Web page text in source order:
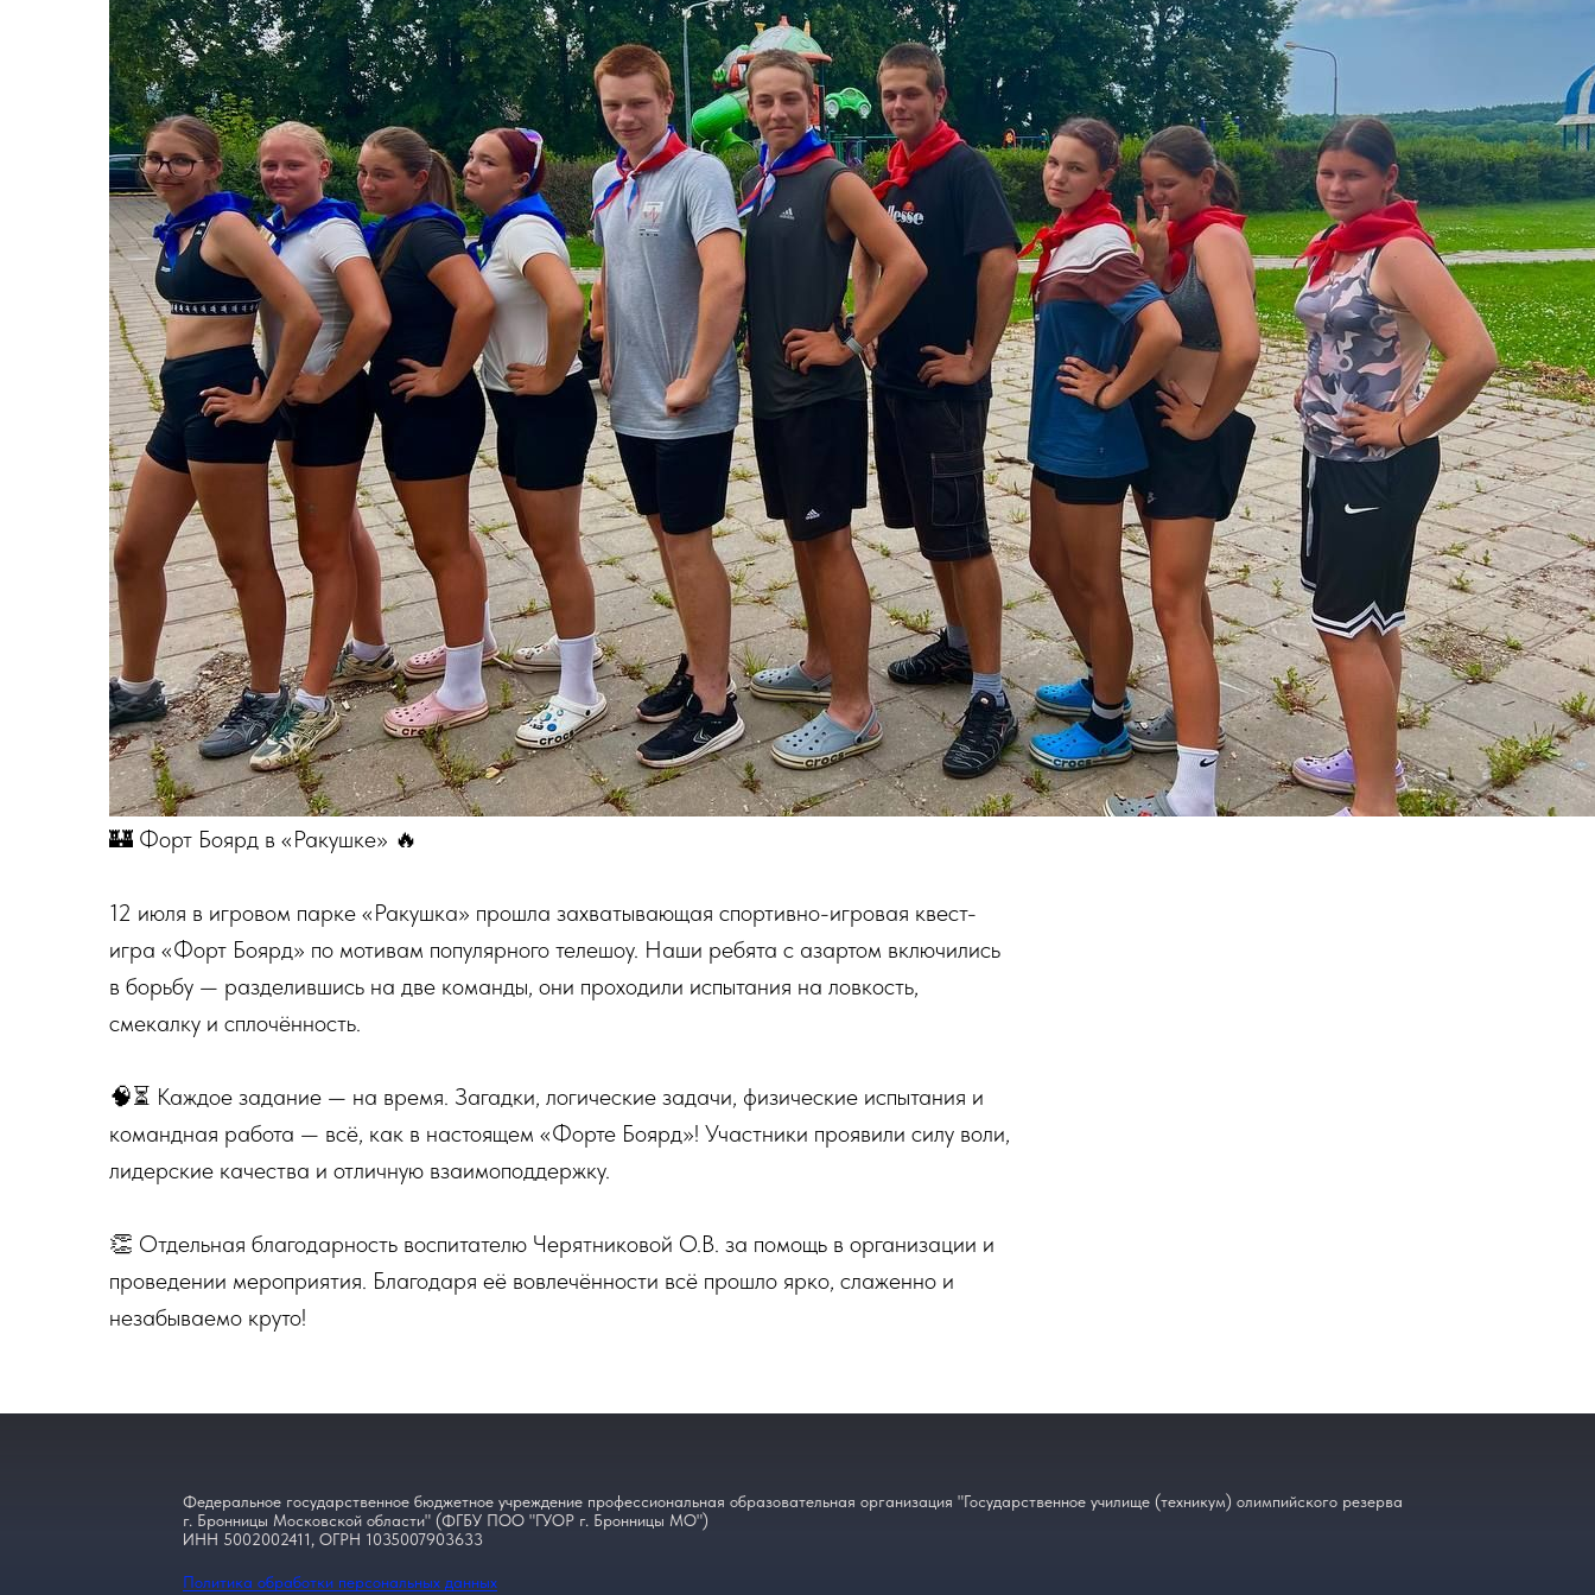
🏰 Форт Боярд в «Ракушке» 🔥
12 июля в игровом парке «Ракушка» прошла захватывающая спортивно-игровая квест-
игра «Форт Боярд» по мотивам популярного телешоу. Наши ребята с азартом включились
в борьбу — разделившись на две команды, они проходили испытания на ловкость,
смекалку и сплочённость.
🧠⏳ Каждое задание — на время. Загадки, логические задачи, физические испытания и
командная работа — всё, как в настоящем «Форте Боярд»! Участники проявили силу воли,
лидерские качества и отличную взаимоподдержку.
👏 Отдельная благодарность воспитателю Черятниковой О.В. за помощь в организации и
проведении мероприятия. Благодаря её вовлечённости всё прошло ярко, слаженно и
незабываемо круто!
Федеральное государственное бюджетное учреждение профессиональная образовательная организация "Государственное училище (техникум) олимпийского резерва
г. Бронницы Московской области" (ФГБУ ПОО "ГУОР г. Бронницы МО")
ИНН 5002002411, ОГРН 1035007903633
Политика обработки персональных данных